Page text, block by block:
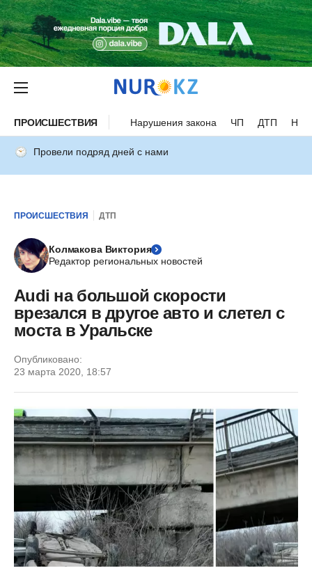
ПРОИСШЕСТВИЯ Нарушения закона ЧП ДТП
Провели подряд дней с нами
ПРОИСШЕСТВИЯ ДТП
Колмакова Виктория
Редактор региональных новостей
Audi на большой скорости
врезался в другое авто и слетел с
моста в Уральске
Опубликовано:
23 марта 2020, 18:57